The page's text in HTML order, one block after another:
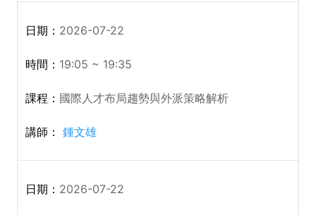
2026-07-22
19:05 ~ 19:35
國際人才布局趨勢與外派策略解析
鍾文雄
2026-07-22